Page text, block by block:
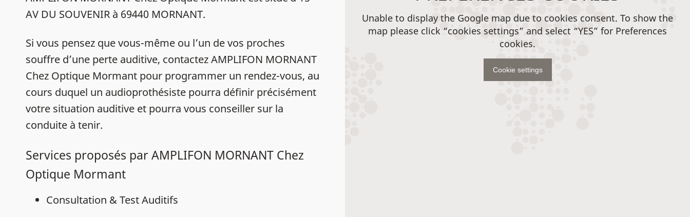
AV DU SOUVENIR à 69440 MORNANT.
Si vous pensez que vous-même ou l’un de vos proches
souffre d’une perte auditive, contactez AMPLIFON MORNANT
Chez Optique Mormant pour programmer un rendez-vous, au
cours duquel un audioprothésiste pourra définir précisément
votre situation auditive et pourra vous conseiller sur la
conduite à tenir.
Services proposés par AMPLIFON MORNANT Chez
Optique Mormant
Consultation & Test Auditifs
Unable to display the Google map due to cookies consent. To show the
map please click “cookies settings” and select “YES” for Preferences
cookies.
Cookie settings